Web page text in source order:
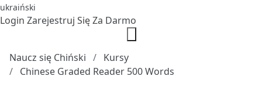
ukraiński
Login Zarejestruj Się Za Darmo
Naucz się Chiński
Kursy
Chinese Graded Reader 500 Words